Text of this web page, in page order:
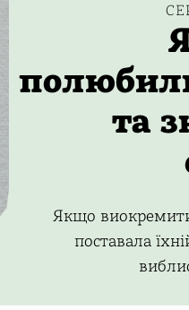
та
Якщо
поставала